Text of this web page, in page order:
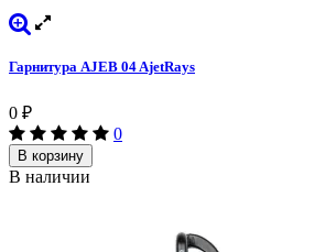
Гарнитура AJEB 04 AjetRays
0 ₽
0
В корзину
В наличии